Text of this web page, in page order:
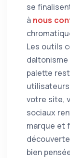
se
à nous
Les outils
palette
votre site,
sociaux
marque et
bien